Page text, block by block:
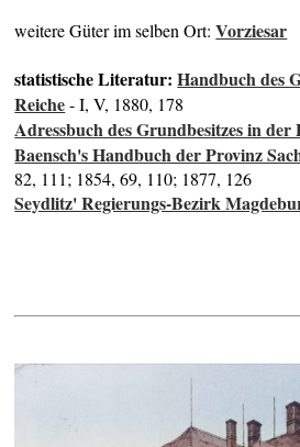
weitere Güter im selben Ort:Vorziesar
statistische Literatur:Handbuch des
Reiche- I, V, 1880, 178
Adressbuch des Grundbesitzes in der
Baensch's Handbuch der Provinz
82, 111; 1854, 69, 110; 1877, 126
Seydlitz' Regierungs-Bezirk